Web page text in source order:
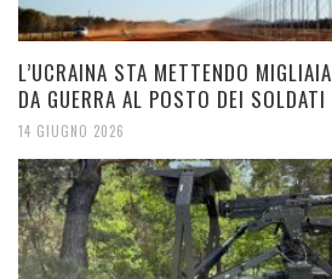
L’UCRAINA STA METTENDO
DA GUERRA AL POSTO DEI SOLDATI
14 GIUGNO 2026